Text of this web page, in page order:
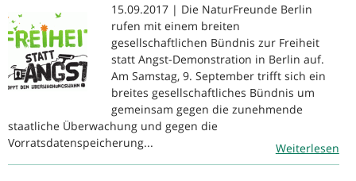
15.09.2017 | Die NaturFreunde Berlin
rufen mit einem breiten
gesellschaftlichen Bündnis zur Freiheit
statt Angst-Demonstration in Berlin auf.
Am Samstag, 9. September trifft sich ein
breites gesellschaftliches Bündnis um
gemeinsam gegen die zunehmende
staatliche Überwachung und gegen die
Vorratsdatenspeicherung...
Weiterlesen